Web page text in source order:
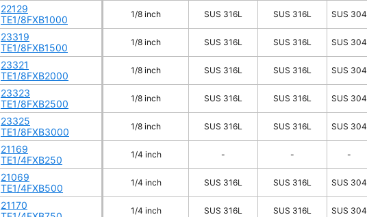
22129
TE1/8FXB1000
1/8 inch SUS 316L SUS 316L SUS 304
23319
TE1/8FXB1500
1/8 inch SUS 316L SUS 316L SUS 304
23321
TE1/8FXB2000
1/8 inch SUS 316L SUS 316L SUS 304
23323
TE1/8FXB2500
1/8 inch SUS 316L SUS 316L SUS 304
23325
TE1/8FXB3000
1/8 inch SUS 316L SUS 316L SUS 304
21169
TE1/4FXB250
1/4 inch - - -
21069
TE1/4FXB500
1/4 inch SUS 316L SUS 316L SUS 304
21170
1/4 inch SUS 316L SUS 316L SUS 304